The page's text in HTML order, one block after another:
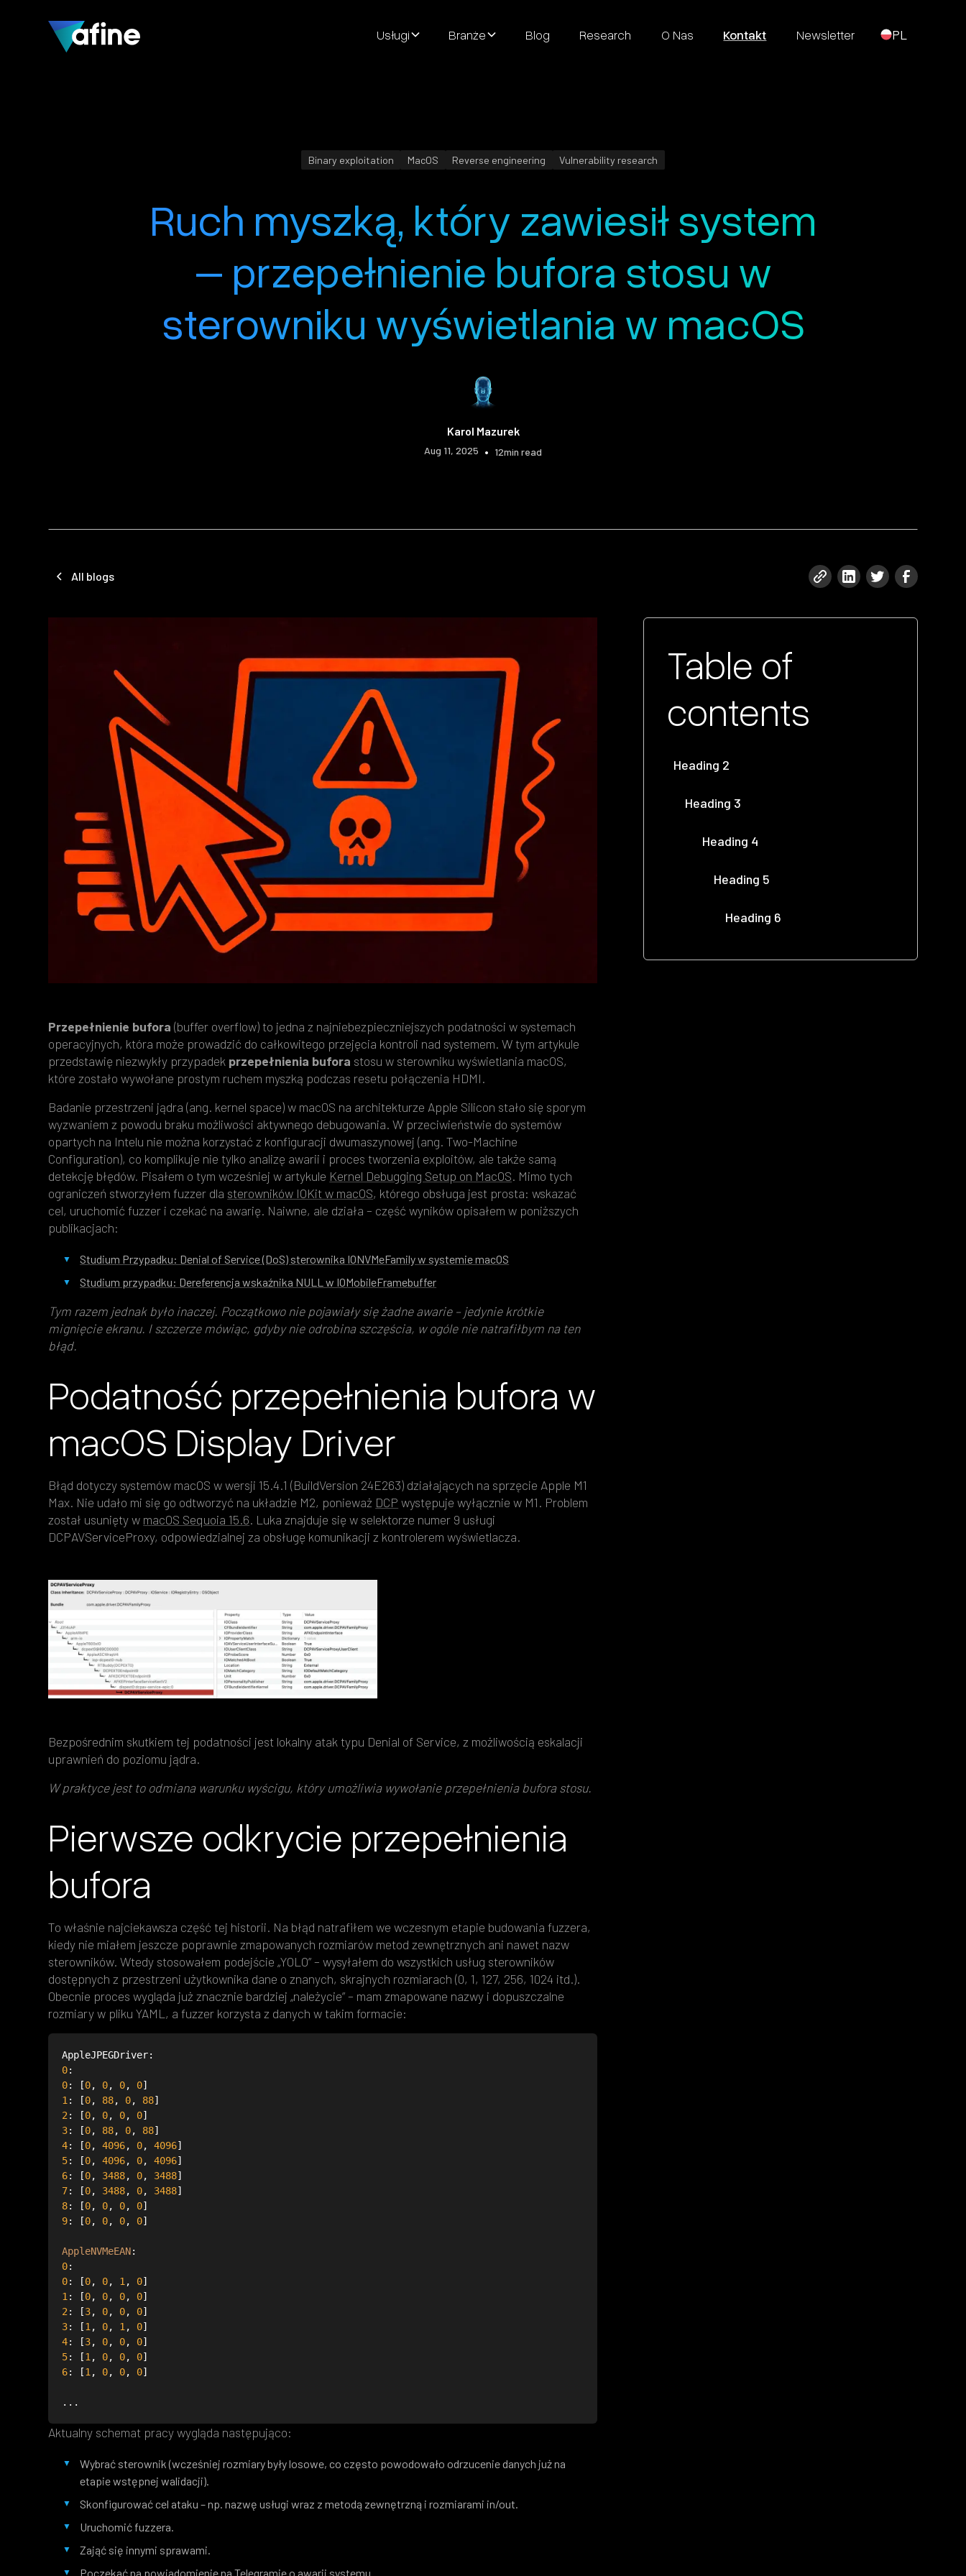
Usługi Branże Blog Research O Nas Kontakt Newsletter PL
Binary exploitation MacOS Reverse engineering Vulnerability research
Ruch myszką, który zawiesił system
– przepełnienie bufora stosu w
sterowniku wyświetlania w macOS
Karol Mazurek
Aug 11, 2025 • 12min read
All blogs
Przepełnienie bufora (buffer overflow) to jedna z najniebezpieczniejszych podatności w systemach
operacyjnych, która może prowadzić do całkowitego przejęcia kontroli nad systemem. W tym artykule
przedstawię niezwykły przypadek przepełnienia bufora stosu w sterowniku wyświetlania macOS,
które zostało wywołane prostym ruchem myszką podczas resetu połączenia HDMI.
Badanie przestrzeni jądra (ang. kernel space) w macOS na architekturze Apple Silicon stało się sporym
wyzwaniem z powodu braku możliwości aktywnego debugowania. W przeciwieństwie do systemów
opartych na Intelu nie można korzystać z konfiguracji dwumaszynowej (ang. Two-Machine
Configuration), co komplikuje nie tylko analizę awarii i proces tworzenia exploitów, ale także samą
detekcję błędów. Pisałem o tym wcześniej w artykule Kernel Debugging Setup on MacOS. Mimo tych
ograniczeń stworzyłem fuzzer dla sterowników IOKit w macOS, którego obsługa jest prosta: wskazać
cel, uruchomić fuzzer i czekać na awarię. Naiwne, ale działa – część wyników opisałem w poniższych
publikacjach:
Studium Przypadku: Denial of Service (DoS) sterownika IONVMeFamily w systemie macOS
Studium przypadku: Dereferencja wskaźnika NULL w IOMobileFramebuffer
Tym razem jednak było inaczej. Początkowo nie pojawiały się żadne awarie – jedynie krótkie
mignięcie ekranu. I szczerze mówiąc, gdyby nie odrobina szczęścia, w ogóle nie natrafiłbym na ten
błąd.
Podatność przepełnienia bufora w
macOS Display Driver
Błąd dotyczy systemów macOS w wersji 15.4.1 (BuildVersion 24E263) działających na sprzęcie Apple M1
Max. Nie udało mi się go odtworzyć na układzie M2, ponieważ DCP występuje wyłącznie w M1. Problem
został usunięty w macOS Sequoia 15.6. Luka znajduje się w selektorze numer 9 usługi
DCPAVServiceProxy, odpowiedzialnej za obsługę komunikacji z kontrolerem wyświetlacza.
Bezpośrednim skutkiem tej podatności jest lokalny atak typu Denial of Service, z możliwością eskalacji
uprawnień do poziomu jądra.
W praktyce jest to odmiana warunku wyścigu, który umożliwia wywołanie przepełnienia bufora stosu.
Pierwsze odkrycie przepełnienia
bufora
To właśnie najciekawsza część tej historii. Na błąd natrafiłem we wczesnym etapie budowania fuzzera,
kiedy nie miałem jeszcze poprawnie zmapowanych rozmiarów metod zewnętrznych ani nawet nazw
sterowników. Wtedy stosowałem podejście „YOLO” – wysyłałem do wszystkich usług sterowników
dostępnych z przestrzeni użytkownika dane o znanych, skrajnych rozmiarach (0, 1, 127, 256, 1024 itd.).
Obecnie proces wygląda już znacznie bardziej „należycie” – mam zmapowane nazwy i dopuszczalne
rozmiary w pliku YAML, a fuzzer korzysta z danych w takim formacie:
0
0: [0, 0, 0, 0
1 : [0, 88, 0, 88
2 : [0, 0, 0, 0
3: [0, 88, 0, 88
4: [0, 4096, 0, 4096
5: [0, 4096, 0, 4096
6: [0, 3488, 0, 3488
7: [0, 3488, 0, 3488
8: [0, 0, 0, 0
9: [0, 0, 0, 0
AppleNVMeEAN
0
0: [0, 0, 1 , 0
1 : [0, 0, 0, 0
2 : [3, 0, 0, 0
3: [1 , 0, 1 , 0
4: [3, 0, 0, 0
5: [1 , 0, 0, 0
6: [1 , 0, 0, 0
...
Aktualny schemat pracy wygląda następująco:
Wybrać sterownik (wcześniej rozmiary były losowe, co często powodowało odrzucenie danych już na
etapie wstępnej walidacji).
Skonfigurować cel ataku – np. nazwę usługi wraz z metodą zewnętrzną i rozmiarami in/out.
Uruchomić fuzzera.
Zająć się innymi sprawami.
Poczekać na powiadomienie na Telegramie o awarii systemu.
Table of
contents
Heading 2
Heading 3
Heading 4
Heading 5
Heading 6